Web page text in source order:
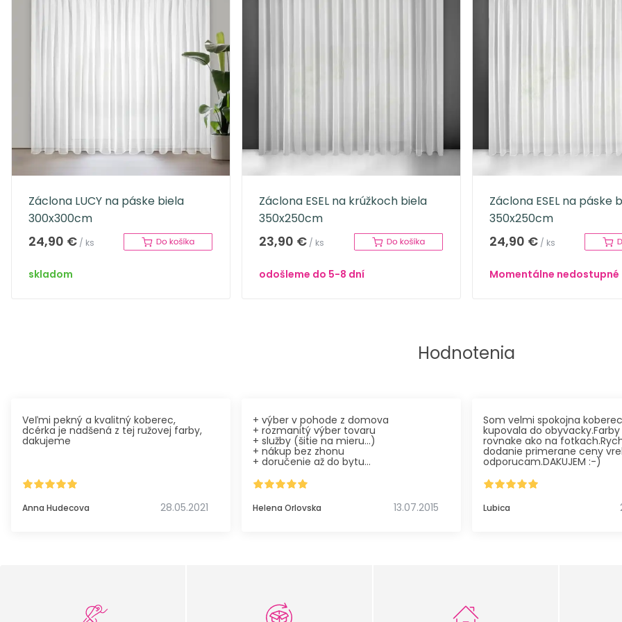
Záclona LUCY na páske biela
300x300cm
24,90 € / ks
skladom
Záclona ESEL na krúžkoch biela
350x250cm
23,90 € / ks
odošleme do 5-8 dní
Záclona ESEL na páske
350x250cm
24,90 € / ks
Momentálne nedostupné
Hodnotenia
Veľmi pekný a kvalitný koberec,
dcérka je nadšená z tej ružovej farby,
dakujeme
Anna Hudecova 28.05.2021
+ výber v pohode z domova
+ rozmanitý výber tovaru
+ služby (šitie na mieru...)
+ nákup bez zhonu
+ doručenie až do bytu
veľmi spokojná
odporúčam, dobrá komunikácia,
kvalita dodaného tovaru, kvalita aj
služieb (napr. obšívanie koberca veľmi
Helena Orlovska 13.07.2015
Som velmi spokojna
kupovala do
rovnake ako na
dodanie primerane ceny
odporucam.DAKUJEM :-)
Lubica